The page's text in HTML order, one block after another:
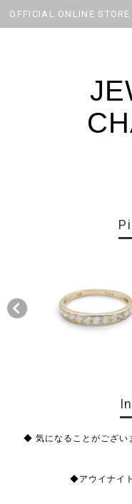
OFFICIAL ONLINE STORE
◆ 気になることがござい
◆アウイナイ